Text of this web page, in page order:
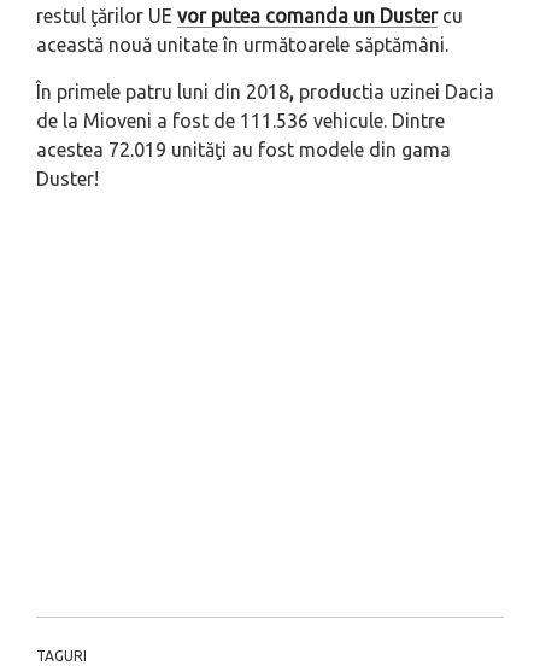
restul ţărilor UE vor putea comanda un Dustercu
această nouă unitate în următoarele săptămâni.
În primele patru luni din 2018, productia uzinei Dacia
de la Mioveni a fost de 111.536 vehicule. Dintre
acestea 72.019 unităţi au fost modele din gama
Duster!
TAGURI